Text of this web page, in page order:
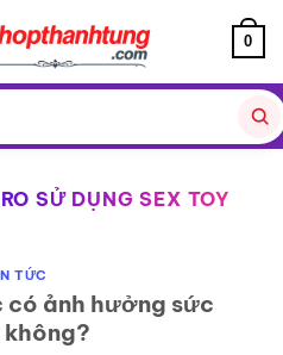
0
SỬ DỤNG SEX TOY
TỨC
ảnh hưởng sức
không?